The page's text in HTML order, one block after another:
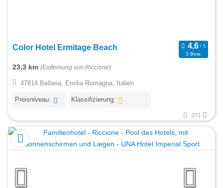
Color Hotel Ermitage Beach
3 Bew.
23,3 km (Entfernung von Riccione)
47814 Bellaria, Emilia Romagna, Italien
Preisniveau: Klassifizierung:
271